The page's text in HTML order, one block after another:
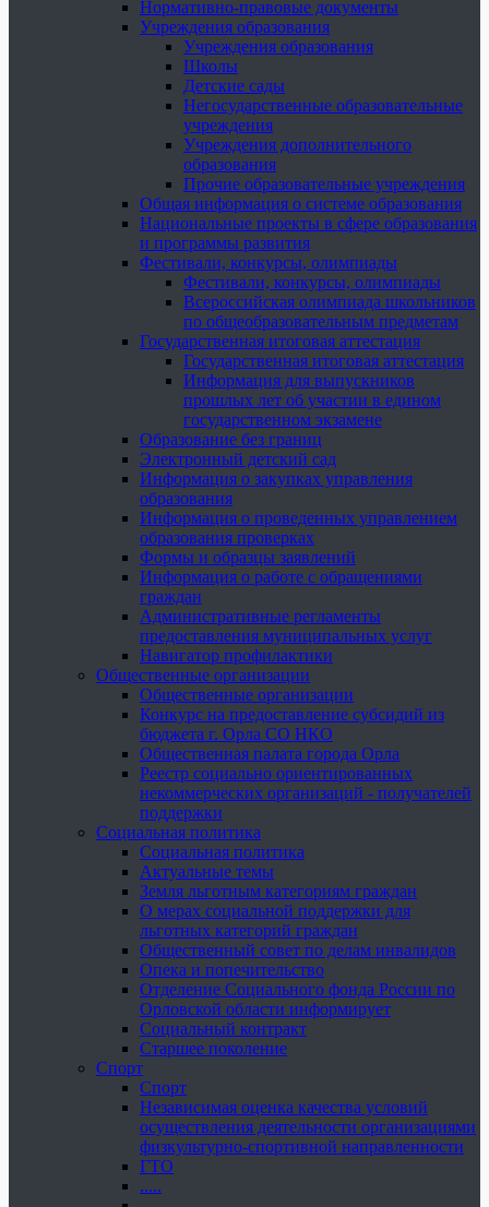
Нормативно-правовые документы
Учреждения образования
Учреждения образования
Школы
Детские сады
Негосударственные образовательные
учреждения
Учреждения дополнительного
образования
Прочие образовательные учреждения
Общая информация о системе образования
Национальные проекты в сфере образования
и программы развития
Фестивали, конкурсы, олимпиады
Фестивали, конкурсы, олимпиады
Всероссийская олимпиада школьников
по общеобразовательным предметам
Государственная итоговая аттестация
Государственная итоговая аттестация
Информация для выпускников
прошлых лет об участии в едином
государственном экзамене
Образование без границ
Электронный детский сад
Информация о закупках управления
образования
Информация о проведенных управлением
образования проверках
Формы и образцы заявлений
Информация о работе с обращениями
граждан
Административные регламенты
предоставления муниципальных услуг
Навигатор профилактики
Общественные организации
Общественные организации
Конкурс на предоставление субсидий из
бюджета г. Орла СО НКО
Общественная палата города Орла
Реестр социально ориентированных
некоммерческих организаций - получателей
поддержки
Социальная политика
Социальная политика
Актуальные темы
Земля льготным категориям граждан
О мерах социальной поддержки для
льготных категорий граждан
Общественный совет по делам инвалидов
Опека и попечительство
Отделение Социального фонда России по
Орловской области информирует
Социальный контракт
Старшее поколение
Спорт
Спорт
Независимая оценка качества условий
осуществления деятельности организациями
физкультурно-спортивной направленности
ГТО
.....